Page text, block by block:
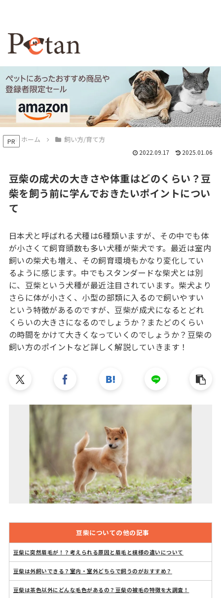
PR ホーム 飼い方/育て方
豆柴の成犬の大きさや体重はどのくらい？豆
柴を飼う前に学んでおきたいポイントについ
て
2022.09.17 2025.01.06
日本犬と呼ばれる犬種は6種類いますが、その中でも体
が小さくて飼育頭数も多い犬種が柴犬です。最近は室内
飼いの柴犬も増え、その飼育環境もかなり変化してい
るように感じます。中でもスタンダードな柴犬とは別
に、豆柴という犬種が最近注目されています。柴犬より
さらに体が小さく、小型の部類に入るので飼いやすい
という特徴があるのですが、豆柴が成犬になるとどれ
くらいの大きさになるのでしょうか？またどのくらい
の時間をかけて大きくなっていくのでしょうか？豆柴の
飼い方のポイントなど詳しく解説していきます！
豆柴についての他の記事
豆柴に突然眉毛が！？考えられる原因と眉毛と模様の違いについて
豆柴は外飼いできる？室内・室外どちらで飼うのがおすすめ？
豆柴は茶色以外にどんな毛色があるの？豆柴の被毛の特徴を大調査！